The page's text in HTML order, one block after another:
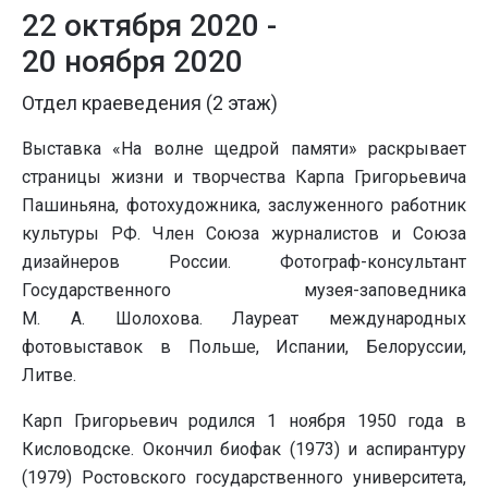
22 октября 2020 -
20 ноября 2020
Отдел краеведения (2 этаж)
Выставка «На волне щедрой памяти» раскрывает
страницы жизни и творчества Карпа Григорьевича
Пашиньяна, фотохудожника, заслуженного работник
культуры РФ. Член Союза журналистов и Союза
дизайнеров России. Фотограф-консультант
Государственного музея-заповедника
М. А. Шолохова. Лауреат международных
фотовыставок в Польше, Испании, Белоруссии,
Литве.
Карп Григорьевич родился 1 ноября 1950 года в
Кисловодске. Окончил биофак (1973) и аспирантуру
(1979) Ростовского государственного университета,